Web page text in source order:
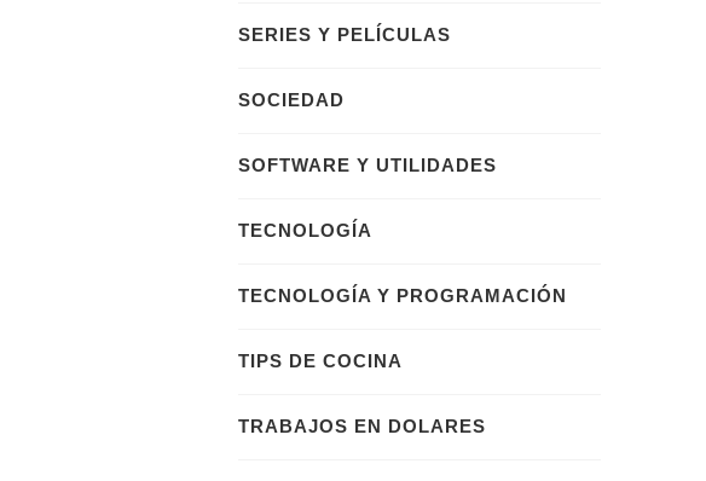
SERIES Y PELÍCULAS
SOCIEDAD
SOFTWARE Y UTILIDADES
TECNOLOGÍA
TECNOLOGÍA Y PROGRAMACIÓN
TIPS DE COCINA
TRABAJOS EN DOLARES